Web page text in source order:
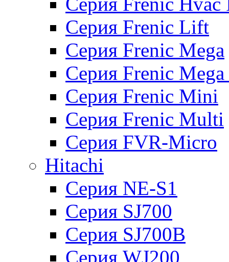
Серия Frenic Lift
Серия Frenic Mega
Серия Frenic Mega
Серия Frenic Mini
Серия Frenic Multi
Серия FVR-Micro
Hitachi
Серия NE-S1
Серия SJ700
Серия SJ700B
Серия WJ200